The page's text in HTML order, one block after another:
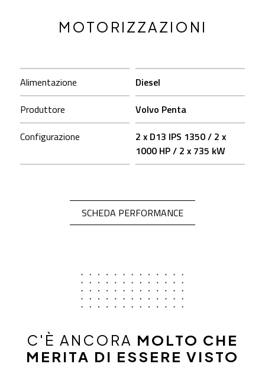
MOTORIZZAZIONI
Alimentazione
Diesel
Produttore
Volvo Penta
Configurazione
2 x D13 IPS 1350 / 2 x
1000 HP / 2 x 735 kW
SCHEDA PERFORMANCEOPEN IN A NEW
C'È ANCORA MOLTO CHE
MERITA DI ESSERE VISTO